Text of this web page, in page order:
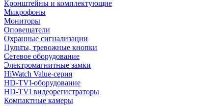
Кронштейны и комплектующие
Микрофоны
Мониторы
Оповещатели
Охранные сигнализации
Пульты, тревожные кнопки
Сетевое оборудование
Электромагнитные замки
HiWatch Value-серия
HD-TVI-оборудование
HD-TVI видеорегистраторы
Компактные камеры